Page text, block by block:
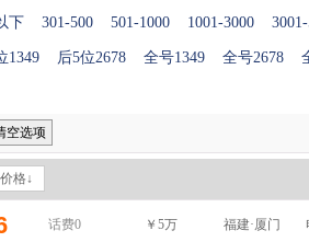
下 301-500 501-1000 1001-3000
1349 后5位2678 全号1349 全号2678
空选项
价格↓
话费0 ￥5万 福建·厦门